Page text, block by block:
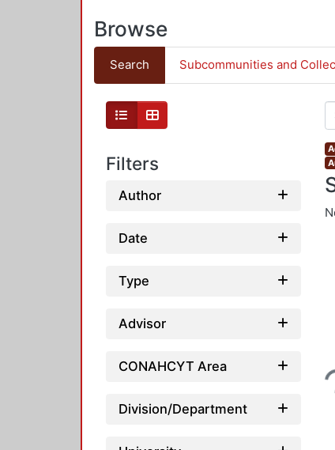
Browse
Search Subcommunities and
Filters
Author
Date
Type
Advisor
CONAHCYT Area
Division/Department